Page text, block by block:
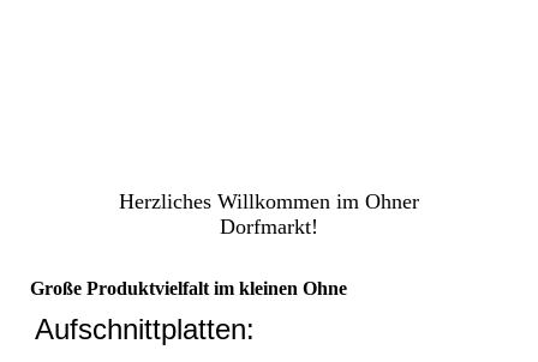
Herzliches Willkommen im Ohner
Dorfmarkt!
Große Produktvielfalt im kleinen Ohne
Aufschnittplatten: